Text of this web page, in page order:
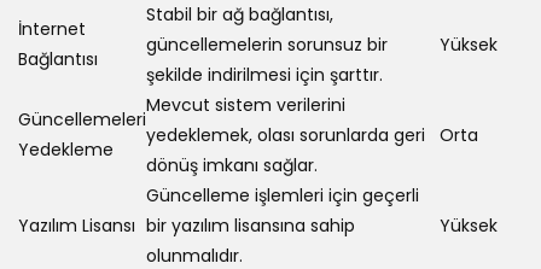
İnternet
Bağlantısı
Stabil bir ağ bağlantısı,
güncellemelerin sorunsuz bir
şekilde indirilmesi için şarttır.
Yüksek
Güncellemeleri
Yedekleme
Mevcut sistem verilerini
yedeklemek, olası sorunlarda geri
dönüş imkanı sağlar.
Orta
Yazılım Lisansı
Güncelleme işlemleri için geçerli
bir yazılım lisansına sahip
olunmalıdır.
Yüksek